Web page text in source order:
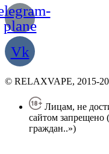
plane
Vk
© RELAXVAPE, 2015-
Лицам, не
сайтом запрещено
граждан..»)